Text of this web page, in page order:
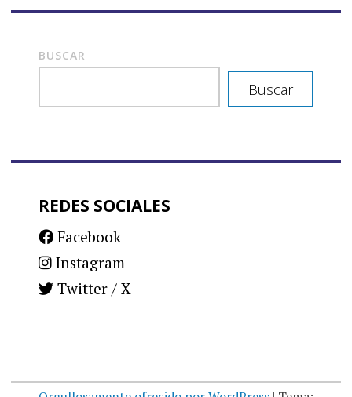
BUSCAR
Buscar
REDES SOCIALES
Facebook
Instagram
Twitter / X